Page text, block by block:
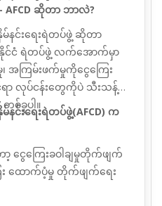
AFCD ဆိုတာ ဘာလဲ?
မ်နင်းရေးရဲတပ်ဖွဲ့ ဆိုတာ
င်ငံ ရဲတပ်ဖွဲ့ လက်အောက်မှာ
၊ အကြမ်းဖက်မှုကိုငွေကြေး
ာ လုပ်ငန်းတွေကိုပဲ သီးသန့်
တစ်ခုပါ။
နင်းရေးရဲတပ်ဖွဲ့(AFCD) က
ငွေကြေးခဝါချမှုတိုက်ဖျက်
း ထောက်ပံ့မှု တိုက်ဖျက်ရေး